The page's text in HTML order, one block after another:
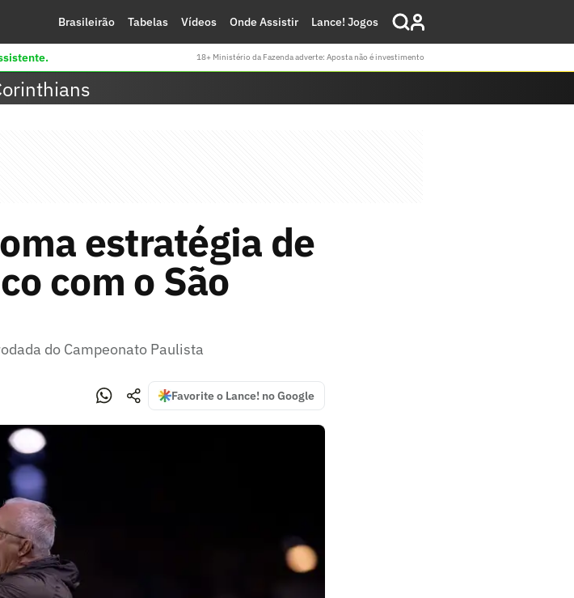
Brasileirão Tabelas Vídeos Onde Assistir Lance! Jogos
18+ Ministério da Fazenda adverte: Aposta não é investimento
estratégia de
com o São
do Campeonato Paulista
Favorite o Lance! no Google